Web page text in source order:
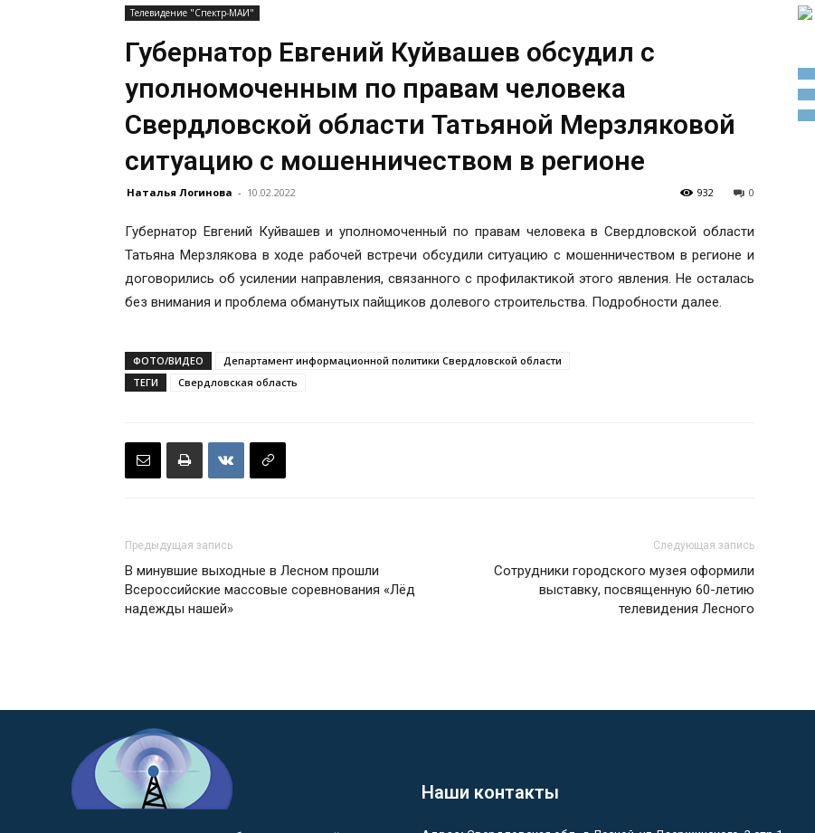
Телевидение "Спектр-МАИ"
Губернатор Евгений Куйвашев обсудил с
уполномоченным по правам человека
Свердловской области Татьяной Мерзляковой
ситуацию с мошенничеством в регионе
Наталья Логинова - 10.02.2022 0
932
Губернатор Евгений Куйвашев и уполномоченный по правам человека в Свердловской области
Татьяна Мерзлякова в ходе рабочей встречи обсудили ситуацию с мошенничеством в регионе и
договорились об усилении направления, связанного с профилактикой этого явления. Не осталась
без внимания и проблема обманутых пайщиков долевого строительства. Подробности далее.
ФОТО/ВИДЕО
Департамент информационной политики Свердловской области
ТЕГИ
Свердловская область
Предыдущая запись
В минувшие выходные в Лесном прошли
Всероссийские массовые соревнования «Лёд
надежды нашей»
Следующая запись
Сотрудники городского музея оформили
выставку, посвященную 60-летию
телевидения Лесного
Наши контакты